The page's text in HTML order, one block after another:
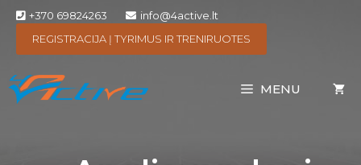
+370 69824263
info@4active.lt
REGISTRACIJA Į TYRIMUS IR TRENIRUOTES
MENU